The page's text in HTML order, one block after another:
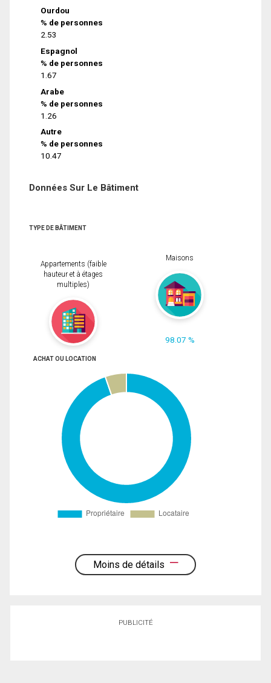
Ourdou
% de personnes
2.53
Espagnol
% de personnes
1.67
Arabe
% de personnes
1.26
Autre
% de personnes
10.47
Données Sur Le Bâtiment
TYPE DE BÂTIMENT
Appartements (faible
hauteur et à étages
multiples)
Maisons
98.07 %
ACHAT OU LOCATION
Moins de détails
PUBLICITÉ